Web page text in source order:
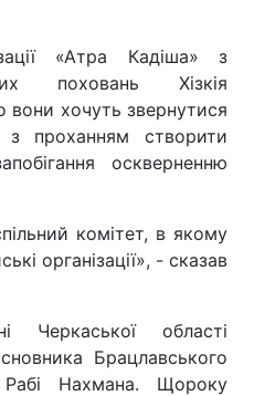
«Атра Кадіша» з
поховань Хізкія
хочуть звернутися
з проханням створити
оскверненню
комітет, в якому
організації», - сказав
області
Брацлавського
Нахмана. Щороку